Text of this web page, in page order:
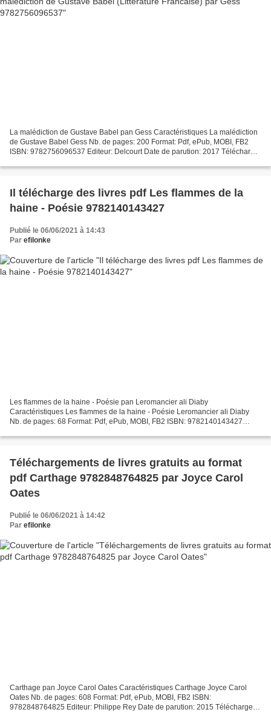
La malédiction de Gustave Babel pan Gess Caractéristiques La malédiction
de Gustave Babel Gess Nb. de pages: 200 Format: Pdf, ePub, MOBI, FB2
ISBN: 9782756096537 Editeur: Delcourt Date de parution: 2017 Télécharger
Il télécharge des livres pdf Les flammes de la
haine - Poésie 9782140143427
Publié le 06/06/2021 à 14:43
Par efilonke
Les flammes de la haine - Poésie pan Leromancier ali Diaby
Caractéristiques Les flammes de la haine - Poésie Leromancier ali Diaby
Nb. de pages: 68 Format: Pdf, ePub, MOBI, FB2 ISBN: 9782140143427
Téléchargements de livres gratuits au format
pdf Carthage 9782848764825 par Joyce Carol
Oates
Publié le 06/06/2021 à 14:42
Par efilonke
Carthage pan Joyce Carol Oates Caractéristiques Carthage Joyce Carol
Oates Nb. de pages: 608 Format: Pdf, ePub, MOBI, FB2 ISBN:
9782848764825 Editeur: Philippe Rey Date de parution: 2015 Télécharger